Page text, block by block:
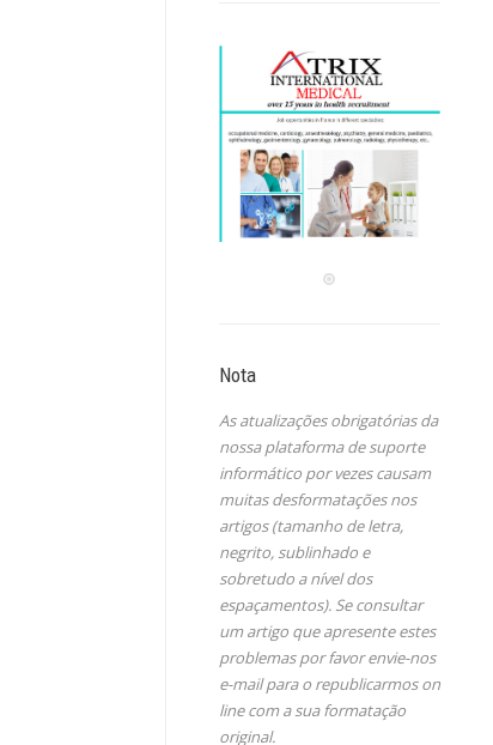
Nota
As atualizações obrigatórias da
nossa plataforma de suporte
informático por vezes causam
muitas desformatações nos
artigos (tamanho de letra,
negrito, sublinhado e
sobretudo a nível dos
espaçamentos). Se consultar
um artigo que apresente estes
problemas por favor envie-nos
e-mail para o republicarmos on
line com a sua formatação
original.